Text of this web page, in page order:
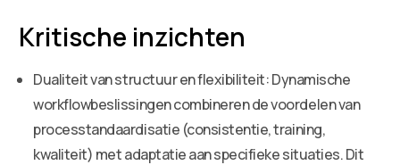
Kritische inzichten
Dualiteit van structuur en flexibiliteit: Dynamische
workflowbeslissingen combineren de voordelen van
processtandaardisatie (consistentie, training,
kwaliteit) met adaptatie aan specifieke situaties. Dit